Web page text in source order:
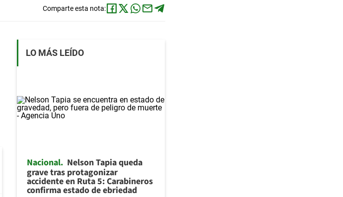
Comparte esta nota:
LO MÁS LEÍDO
Nacional Nelson Tapia queda
grave tras protagonizar
accidente en Ruta 5: Carabineros
confirma estado de ebriedad